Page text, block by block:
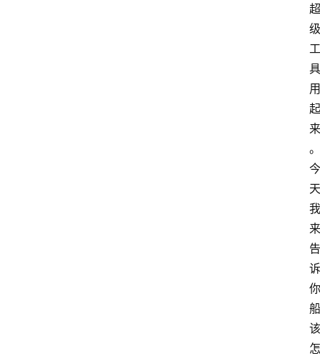
超
级
工
具
用
起
来
。
今
天
我
来
告
诉
你
船
该
怎